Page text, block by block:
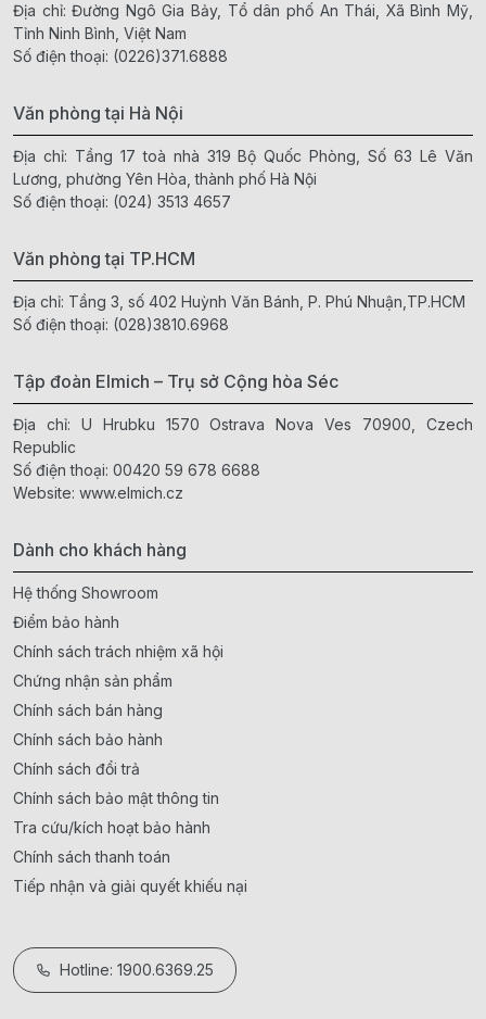
Địa chỉ: Đường Ngô Gia Bảy, Tổ dân phố An Thái, Xã Bình Mỹ,
Tỉnh Ninh Bình, Việt Nam
Số điện thoại: (0226)371.6888
Văn phòng tại Hà Nội
Địa chỉ: Tầng 17 toà nhà 319 Bộ Quốc Phòng, Số 63 Lê Văn
Lương, phường Yên Hòa, thành phố Hà Nội
Số điện thoại: (024) 3513 4657
Văn phòng tại TP.HCM
Địa chỉ: Tầng 3, số 402 Huỳnh Văn Bánh, P. Phú Nhuận,TP.HCM
Số điện thoại: (028)3810.6968
Tập đoàn Elmich – Trụ sở Cộng hòa Séc
Địa chỉ: U Hrubku 1570 Ostrava Nova Ves 70900, Czech
Republic
Số điện thoại: 00420 59 678 6688
Website: www.elmich.cz
Dành cho khách hàng
Hệ thống Showroom
Điểm bảo hành
Chính sách trách nhiệm xã hội
Chứng nhận sản phẩm
Chính sách bán hàng
Chính sách bảo hành
Chính sách đổi trả
Chính sách bảo mật thông tin
Tra cứu/kích hoạt bảo hành
Chính sách thanh toán
Tiếp nhận và giải quyết khiếu nại
Hotline: 1900.6369.25